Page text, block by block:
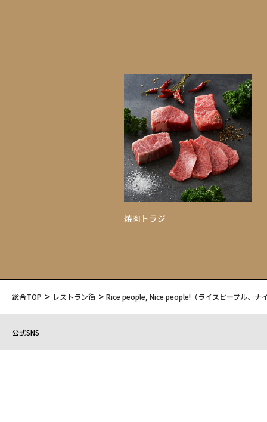
焼肉トラジ
総合TOP レストラン街 Rice people, Nice people!（ライスピープル、ナ
公式SNS